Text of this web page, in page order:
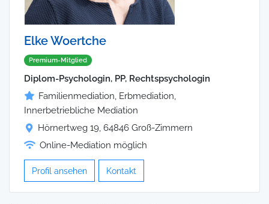
Elke Woertche
Premium-Mitglied
Diplom-Psychologin, PP, Rechtspsychologin
Familienmediation, Erbmediation,
Innerbetriebliche Mediation
Hörnertweg 19, 64846 Groß-Zimmern
Online-Mediation möglich
Profil ansehen Kontakt